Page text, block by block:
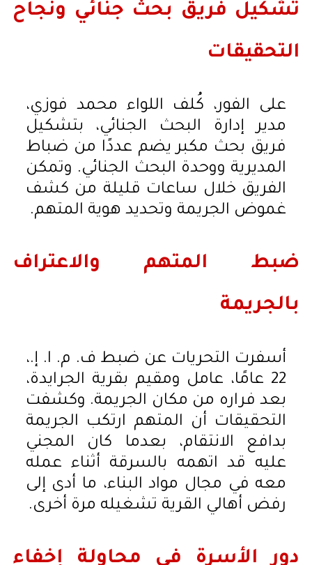
تشكيل فريق بحث جنائي ونجاح
التحقيقات
على الفور، كُلف اللواء محمد فوزي،
مدير إدارة البحث الجنائي، بتشكيل
فريق بحث مكبر يضم عددًا من ضباط
المديرية ووحدة البحث الجنائي. وتمكن
الفريق خلال ساعات قليلة من كشف
غموض الجريمة وتحديد هوية المتهم.
ضبط المتهم والاعتراف
بالجريمة
أسفرت التحريات عن ضبط ف. م. ا. إ.،
22 عامًا، عامل ومقيم بقرية الجرايدة،
بعد فراره من مكان الجريمة. وكشفت
التحقيقات أن المتهم ارتكب الجريمة
بدافع الانتقام، بعدما كان المجني
عليه قد اتهمه بالسرقة أثناء عمله
معه في مجال مواد البناء، ما أدى إلى
رفض أهالي القرية تشغيله مرة أخرى.
دور الأسرة في محاولة إخفاء